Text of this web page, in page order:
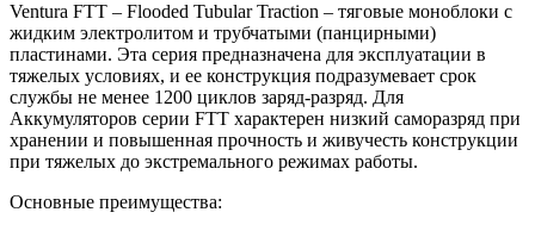
Ventura FTT – Flooded Tubular Traction – тяговые моноблоки с
жидким электролитом и трубчатыми (панцирными)
пластинами. Эта серия предназначена для эксплуатации в
тяжелых условиях, и ее конструкция подразумевает срок
службы не менее 1200 циклов заряд-разряд. Для
Аккумуляторов серии FTT характерен низкий саморазряд при
хранении и повышенная прочность и живучесть конструкции
при тяжелых до экстремального режимах работы.
Основные преимущества: